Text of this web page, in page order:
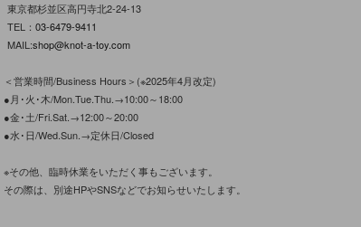
東京都杉並区高円寺北2-24-13
TEL：03-6479-9411
MAIL:shop@knot-a-toy.com
＜営業時間/Business Hours＞(※2025年4月改定)
●月･火･木/Mon.Tue.Thu.→10:00～18:00
●金･土/Fri.Sat.→12:00～20:00
●水･日/Wed.Sun.→定休日/Closed
※その他、臨時休業をいただく事もございます。
その際は、別途HPやSNSなどでお知らせいたします。